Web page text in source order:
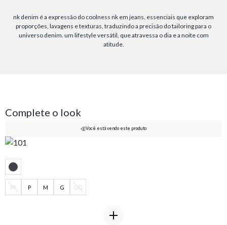
nk denim é a expressão do coolness nk em jeans. essenciais que exploram
proporções, lavagens e texturas, traduzindo a precisão do tailoring para o
universo denim. um lifestyle versátil, que atravessa o dia e a noite com
atitude.
Complete o look
Você está vendo este produto
PP P M G GG